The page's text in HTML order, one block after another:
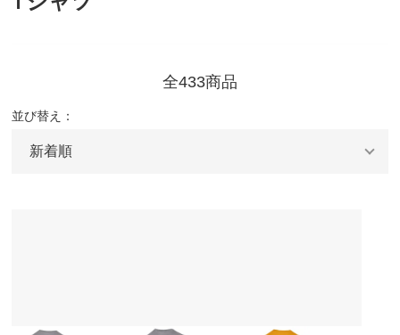
全433商品
並び替え：